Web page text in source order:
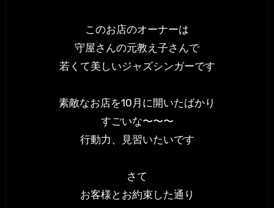
このお店のオーナーは
守屋さんの元教え子さんで
若くて美しいジャズシンガーです
素敵なお店を10月に開いたばかり
すごいな〜〜〜
行動力、見習いたいです
さて
お客様とお約束した通り